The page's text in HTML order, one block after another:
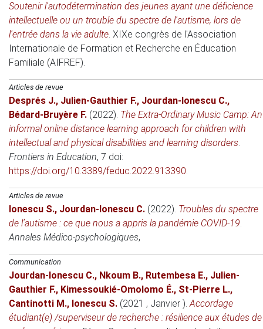
Soutenir l'autodétermination des jeunes ayant une déficience
intellectuelle ou un trouble du spectre de l'autisme, lors de
l'entrée dans la vie adulte. XIXe congrès de l'Association
Internationale de Formation et Recherche en Éducation
Familiale (AIFREF).
Articles de revue
Després J., Julien-Gauthier F., Jourdan-Ionescu C.,
Bédard-Bruyère F. (2022). The Extra-Ordinary Music Camp: An
informal online distance learning approach for children with
intellectual and physical disabilities and learning disorders.
Frontiers in Education, 7 doi:
https://doi.org/10.3389/feduc.2022.913390.
Articles de revue
Ionescu S., Jourdan-Ionescu C. (2022). Troubles du spectre
de l’autisme : ce que nous a appris la pandémie COVID-19.
Annales Médico-psychologiques,
Communication
Jourdan-Ionescu C., Nkoum B., Rutembesa E., Julien-
Gauthier F., Kimessoukié-Omolomo É., St-Pierre L.,
Cantinotti M., Ionescu S. (2021 , Janvier ).Accordage
étudiant(e) /superviseur de recherche : résilience aux études de